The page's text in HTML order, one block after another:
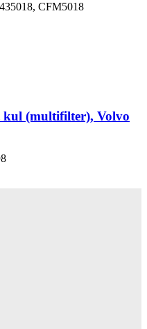
CFM5018
(multifilter), Volvo